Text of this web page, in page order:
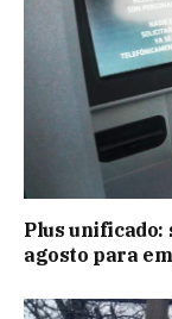
Plus unificado:
agosto para